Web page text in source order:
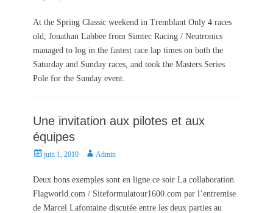
s
o
n
t
r
At the Spring Classic weekend in Tremblant Only 4 races
old, Jonathan Labbee from Simtec Racing / Neutronics
managed to log in the fastest race lap times on both the
Saturday and Sunday races, and took the Masters Series
Pole for the Sunday event.
Une invitation aux pilotes et aux
équipes
P
s
t
juin 1, 2010
A
t
Admin
Deux bons exemples sont en ligne ce soir La collaboration
Flagworld.com / Siteformulatour1600.com par l’entremise
de Marcel Lafontaine discutée entre les deux parties au